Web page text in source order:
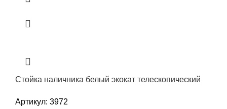
Стойка наличника белый экокат телескопический
Артикул: 3972